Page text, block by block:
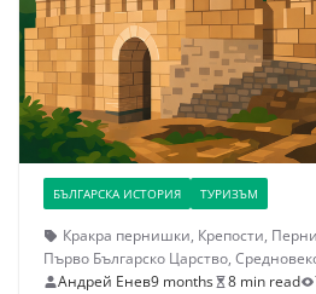
БЪЛГАРСКА ИСТОРИЯ ТУРИЗЪМ
Кракра пернишки, Крепости,
Първо Българско Царство,
Андрей Енев9 months 8 min read